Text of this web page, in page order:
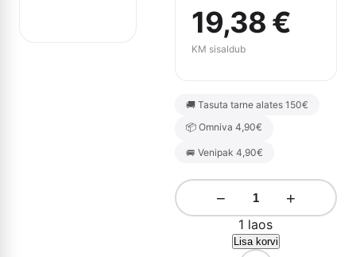
19,38 €
KM sisaldub
🚚 Tasuta tarne alates 150€
📦 Omniva 4,90€
🚐 Venipak 4,90€
− +
1 laos
Lisa korvi